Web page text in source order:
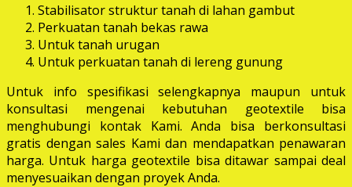
Stabilisator struktur tanah di lahan gambut
Perkuatan tanah bekas rawa
Untuk tanah urugan
Untuk perkuatan tanah di lereng gunung
Untuk info spesifikasi selengkapnya maupun untuk
konsultasi mengenai kebutuhan geotextile bisa
menghubungi kontak Kami. Anda bisa berkonsultasi
gratis dengan sales Kami dan mendapatkan penawaran
harga. Untuk harga geotextile bisa ditawar sampai deal
menyesuaikan dengan proyek Anda.